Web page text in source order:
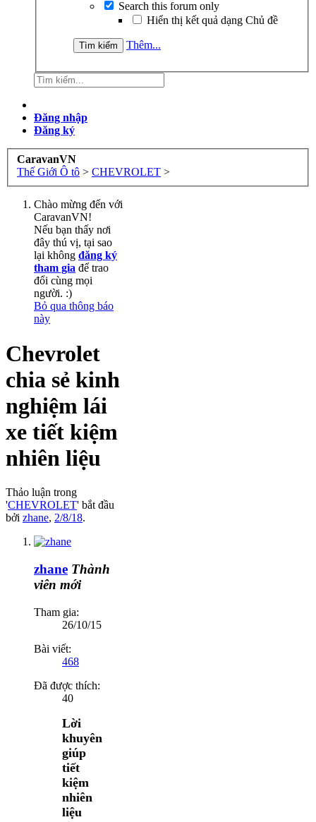
Search this forum only
Hiển thị kết quả dạng Chủ đề
Thêm...
Đăng nhập
Đăng ký
CaravanVN
Thế Giới Ô tô > CHEVROLET >
Chào mừng đến với
CaravanVN!
Nếu bạn thấy nơi
đây thú vị, tại sao
lại không đăng ký
tham gia để trao
đổi cùng mọi
người. :)
Bỏ qua thông báo
này
Chevrolet
chia sẻ kinh
nghiệm lái
xe tiết kiệm
nhiên liệu
Thảo luận trong
'CHEVROLET' bắt đầu
bởi zhane, 2/8/18.
zhane Thành
viên mới
Tham gia:
26/10/15
Bài viết:
468
Đã được thích:
40
Lời
khuyên
giúp
tiết
kiệm
nhiên
liệu